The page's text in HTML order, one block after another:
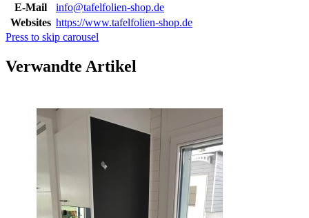
E-Mail
info@tafelfolien-shop.de
Websites https://www.tafelfolien-shop.de
Press to skip carousel
Verwandte Artikel